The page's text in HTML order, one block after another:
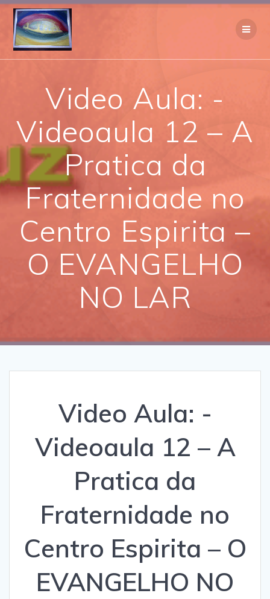
Skip
Video Aula: -
Videoaula 12 – A
Pratica da
Fraternidade no
Centro Espirita –
O EVANGELHO
NO LAR
Video Aula: -
Videoaula 12 – A
Pratica da
Fraternidade no
Centro Espirita – O
EVANGELHO NO